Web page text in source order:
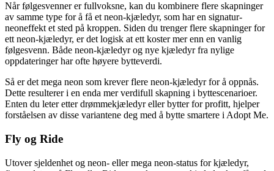
Når følgesvenner er fullvoksne, kan du kombinere flere skapninger
av samme type for å få et neon-kjæledyr, som har en signatur-
neoneffekt et sted på kroppen. Siden du trenger flere skapninger for
ett neon-kjæledyr, er det logisk at ett koster mer enn en vanlig
følgesvenn. Både neon-kjæledyr og nye kjæledyr fra nylige
oppdateringer har ofte høyere bytteverdi.
Så er det mega neon som krever flere neon-kjæledyr for å oppnås.
Dette resulterer i en enda mer verdifull skapning i byttescenarioer.
Enten du leter etter drømmekjæledyr eller bytter for profitt, hjelper
forståelsen av disse variantene deg med å bytte smartere i Adopt Me.
Fly og Ride
Utover sjeldenhet og neon- eller mega neon-status for kjæledyr,